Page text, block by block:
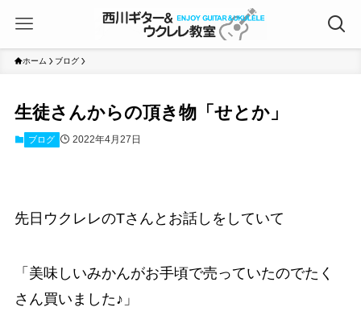
ホーム ブログ
生徒さんからの頂き物「せとか」
ブログ 2022年4月27日
先日ウクレレのTさんとお話しをしていて
「美味しいみかんがお手頃で売っていたのでたく
さん買いました♪」